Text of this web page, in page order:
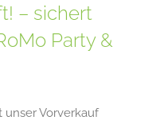
– sichert
Party &
unser Vorverkauf